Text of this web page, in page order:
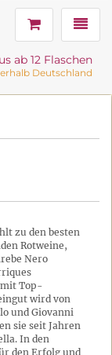
ab 12 Flaschen
Deutschland
zu den besten
Rotweine,
Nero
Top-
wird von
und Giovanni
sie seit Jahren
In den
den Erfolg und